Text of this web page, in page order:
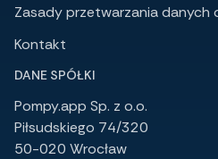
Zasady przetwarzania danych
Kontakt
DANE SPÓŁKI
Pompy.app Sp. z o.o.
Piłsudskiego 74/320
50-020 Wrocław